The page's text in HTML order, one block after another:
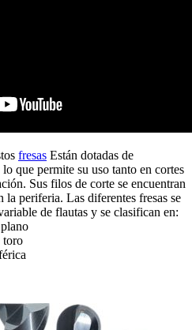
fresas Están dotadas de
que permite su uso tanto en cortes
Sus filos de corte se encuentran
la periferia. Las diferentes fresas se
de flautas y se clasifican en:
toro